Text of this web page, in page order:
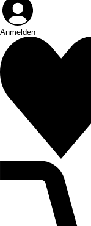
Anmelden